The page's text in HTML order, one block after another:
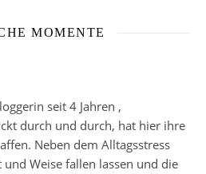
MOMENTE
seit 4 Jahren ,
durch und durch, hat hier ihre
Neben dem Alltagsstress
Weise fallen lassen und die